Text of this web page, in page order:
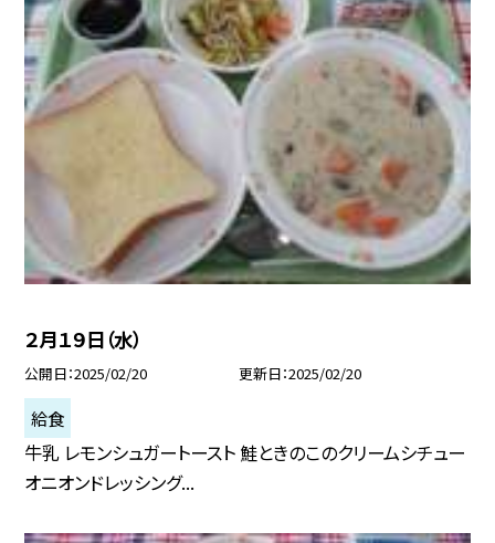
２月１９日（水）
公開日 2025/02/20 更新日 2025/02/20
給食
牛乳 レモンシュガートースト 鮭ときのこのクリームシチュー
オニオンドレッシング...